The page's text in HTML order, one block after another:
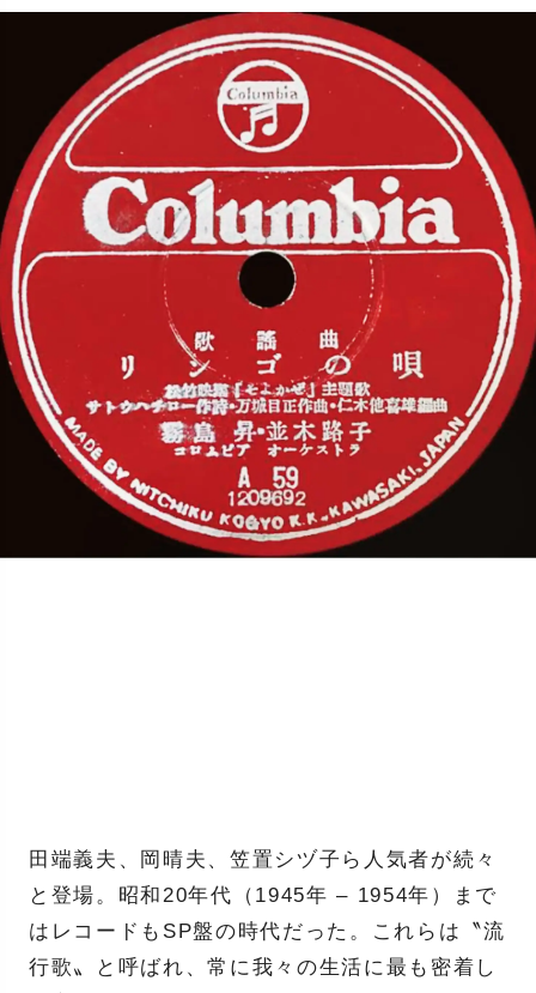
田端義夫、岡晴夫、笠置シヅ子ら人気者が続々
と登場。昭和20年代（1945年 – 1954年）まで
はレコードもSP盤の時代だった。これらは〝流
行歌〟と呼ばれ、常に我々の生活に最も密着し